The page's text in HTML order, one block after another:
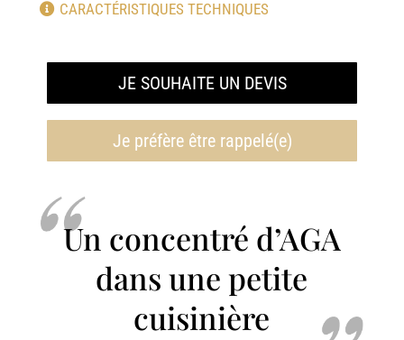
CARACTÉRISTIQUES TECHNIQUES
JE SOUHAITE UN DEVIS
Je préfère être rappelé(e)
Un concentré d’AGA
dans une petite
cuisinière